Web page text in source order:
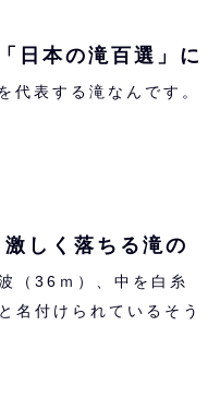
日本の滝百選」に
代表する滝なんです。
激しく落ちる滝の
（36ｍ）、中を白糸
名付けられているそう